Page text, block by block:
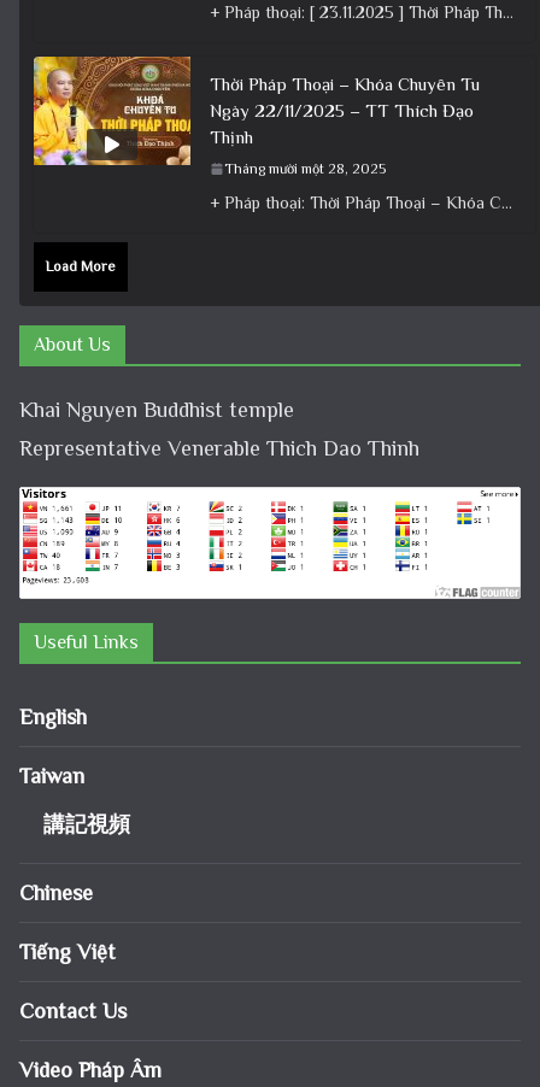
+ Pháp thoại: [ 23.11.2025 ] Thời Pháp Thoại – Khóa Chuyên Tu Chùa Khai Nguyên│Thầy Thích Đạo Thịnh +
Thời Pháp Thoại – Khóa Chuyên Tu
Ngày 22/11/2025 – TT Thích Đạo
Thịnh
Tháng mười một 28, 2025
+ Pháp thoại: Thời Pháp Thoại – Khóa Chuyên Tu Ngày 22/11/2025 – TT Thích Đạo Thịnh + Album: Pháp
Load More
About Us
Khai Nguyen Buddhist temple
Representative Venerable Thich Dao Thinh
Useful Links
English
Taiwan
講記視頻
Chinese
Tiếng Việt
Contact Us
Video Pháp Âm